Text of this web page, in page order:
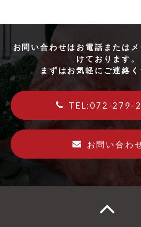
お問い合わせはお電話または
けております。
まずはお気軽にご連絡
TEL:072-279-
お問い合わ